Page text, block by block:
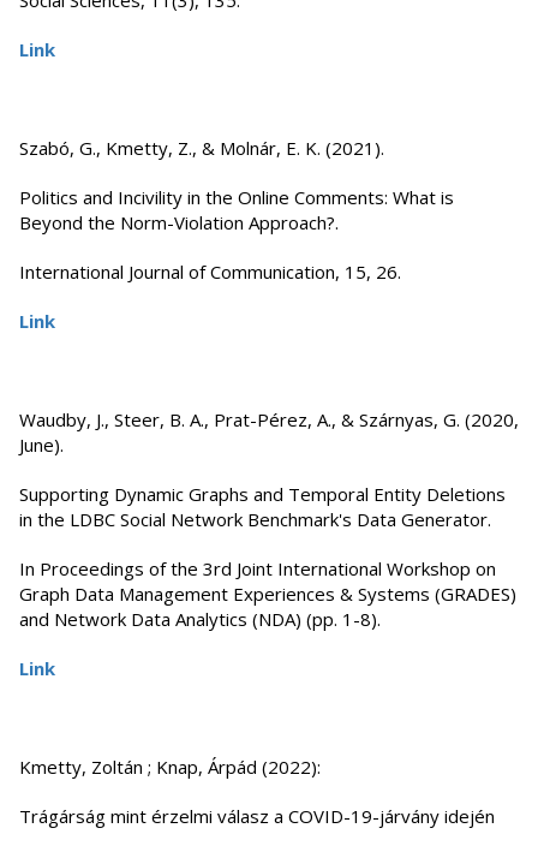
Link
Szabó, G., Kmetty, Z., & Molnár, E. K. (2021).
Politics and Incivility in the Online Comments: What is
Beyond the Norm-Violation Approach?.
International Journal of Communication, 15, 26.
Link
Waudby, J., Steer, B. A., Prat-Pérez, A., & Szárnyas, G. (2020,
June).
Supporting Dynamic Graphs and Temporal Entity Deletions
in the LDBC Social Network Benchmark's Data Generator.
In Proceedings of the 3rd Joint International Workshop on
Graph Data Management Experiences & Systems (GRADES)
and Network Data Analytics (NDA) (pp. 1-8).
Link
Kmetty, Zoltán ; Knap, Árpád (2022):
Trágárság mint érzelmi válasz a COVID-19-járvány idején